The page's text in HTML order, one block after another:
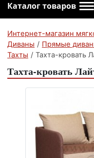
Каталог товаров
Интернет-магазин
Диваны / Прямые
Тахты / Тахта-кровать
Тахта-кровать